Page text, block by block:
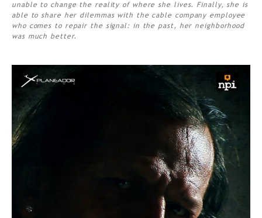
unable to change the reality of where she lives. Finally, she is
able to share her dilemmas with the cable company employee
who comes to repair the signal: in the past, her neighborhood
was much better.